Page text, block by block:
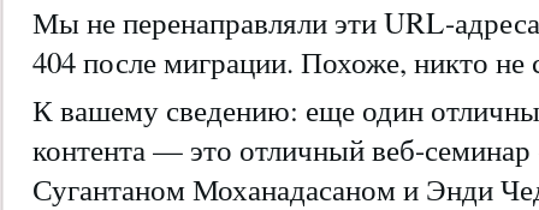
Мы не перенаправляли эти URL-
404 после миграции. Похоже, никто не
К вашему сведению: еще один
контента — это отличный веб-
Сугантаном Моханадасаном и Энди